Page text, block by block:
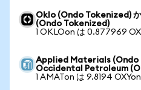
Oklo (Ondo Tokenized)
(Ondo Tokenized)
1 OKLOon は 0.877969
Applied Materials (Ondo
Occidental Petroleum
1 AMATon は 9.8194